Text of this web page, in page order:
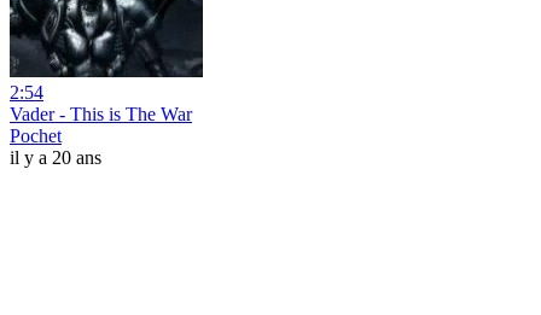
2:54
Vader - This is The War
Pochet
il y a 20 ans